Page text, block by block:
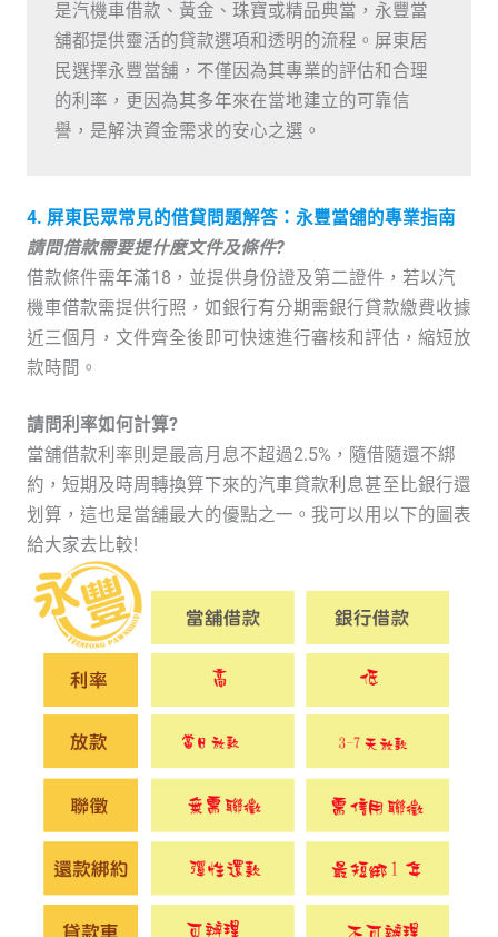
是汽機車借款、黃金、珠寶或精品典當，永豐當
舖都提供靈活的貸款選項和透明的流程。屏東居
民選擇永豐當舖，不僅因為其專業的評估和合理
的利率，更因為其多年來在當地建立的可靠信
譽，是解決資金需求的安心之選。
4. 屏東民眾常見的借貸問題解答：永豐當舖的專業指南
請問借款需要提什麼文件及條件?
借款條件需年滿18，並提供身份證及第二證件，若以汽
機車借款需提供行照，如銀行有分期需銀行貸款繳費收據
近三個月，文件齊全後即可快速進行審核和評估，縮短放
款時間。
請問利率如何計算?
當舖借款利率則是最高月息不超過2.5%，隨借隨還不綁
約，短期及時周轉換算下來的汽車貸款利息甚至比銀行還
划算，這也是當舖最大的優點之一。我可以用以下的圖表
給大家去比較!